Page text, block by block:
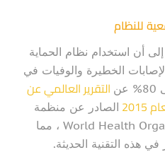
للنظام
أن استخدام نظام الحماية
الخطيرة والوفيات في
التقرير العالمي عن
الصادر عن منظمة
الصحة العالمية World Health Organization ، مما
هذه التقنية الحديثة.